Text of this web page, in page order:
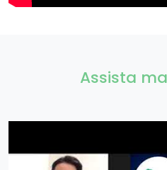
Assista